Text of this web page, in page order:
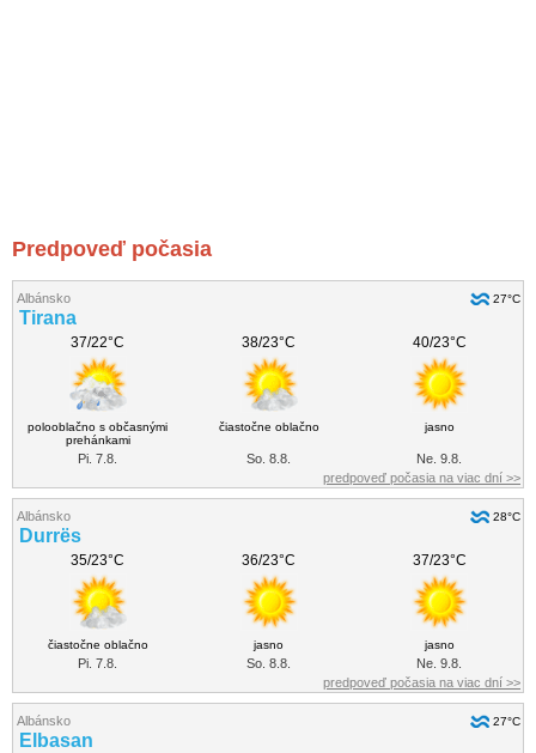
Predpoveď počasia
Albánsko 27°C
Tirana
37/22°C 38/23°C 40/23°C
polooblačno s občasnými
prehánkami
čiastočne oblačno jasno
Pi. 7.8. So. 8.8.
Ne. 9.8.
predpoveď počasia na viac dní >>
Albánsko 28°C
Durrës
35/23°C 36/23°C 37/23°C
čiastočne oblačno jasno jasno
Pi. 7.8. So. 8.8.
Ne. 9.8.
predpoveď počasia na viac dní >>
Albánsko 27°C
Elbasan